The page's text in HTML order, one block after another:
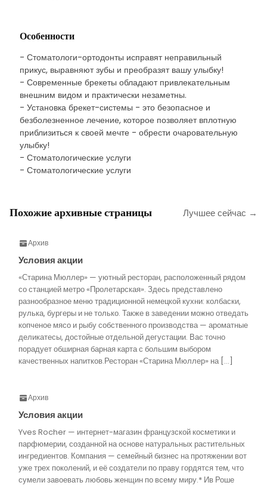
Особенности
- Стоматологи-ортодонты исправят неправильный
прикус, выравняют зубы и преобразят вашу улыбку!
- Современные брекеты обладают привлекательным
внешним видом и практически незаметны.
- Установка брекет-системы - это безопасное и
безболезненное лечение, которое позволяет вплотную
приблизиться к своей мечте - обрести очаровательную
улыбку!
- Стоматологические услуги
- Стоматологические услуги
Похожие архивные страницы Лучшее сейчас →
Архив
Условия акции
«Старина Мюллер» — уютный ресторан, расположенный рядом
со станцией метро «Пролетарская». Здесь представлено
разнообразное меню традиционной немецкой кухни: колбаски,
рулька, бургеры и не только. Также в заведении можно отведать
копченое мясо и рыбу собственного производства — ароматные
деликатесы, достойные отдельной дегустации. Вас точно
порадует обширная барная карта с большим выбором
качественных напитков.Ресторан «Старина Мюллер» на […]
Архив
Условия акции
Yves Rocher — интернет-магазин французской косметики и
парфюмерии, созданной на основе натуральных растительных
ингредиентов. Компания — семейный бизнес на протяжении вот
уже трех поколений, и её создатели по праву гордятся тем, что
сумели завоевать любовь женщин по всему миру.* Ив Роше